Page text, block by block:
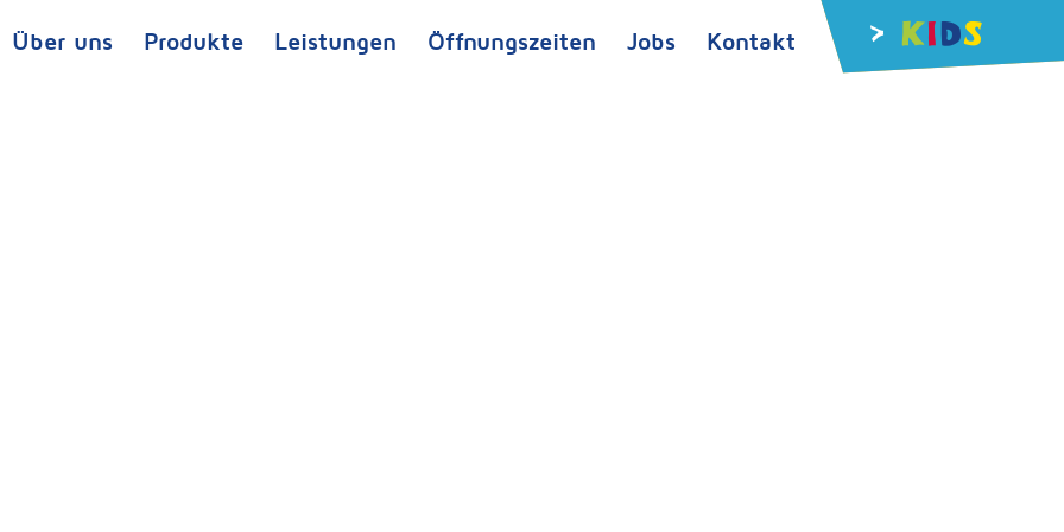
Über uns Produkte Leistungen Öffnungszeiten Jobs Kontakt